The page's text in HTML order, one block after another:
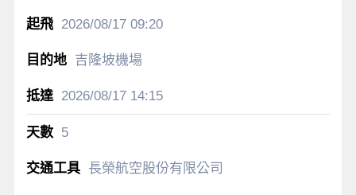
2026/08/1709:20
吉隆坡機場
2026/08/1714:15
5
長榮航空股份有限公司